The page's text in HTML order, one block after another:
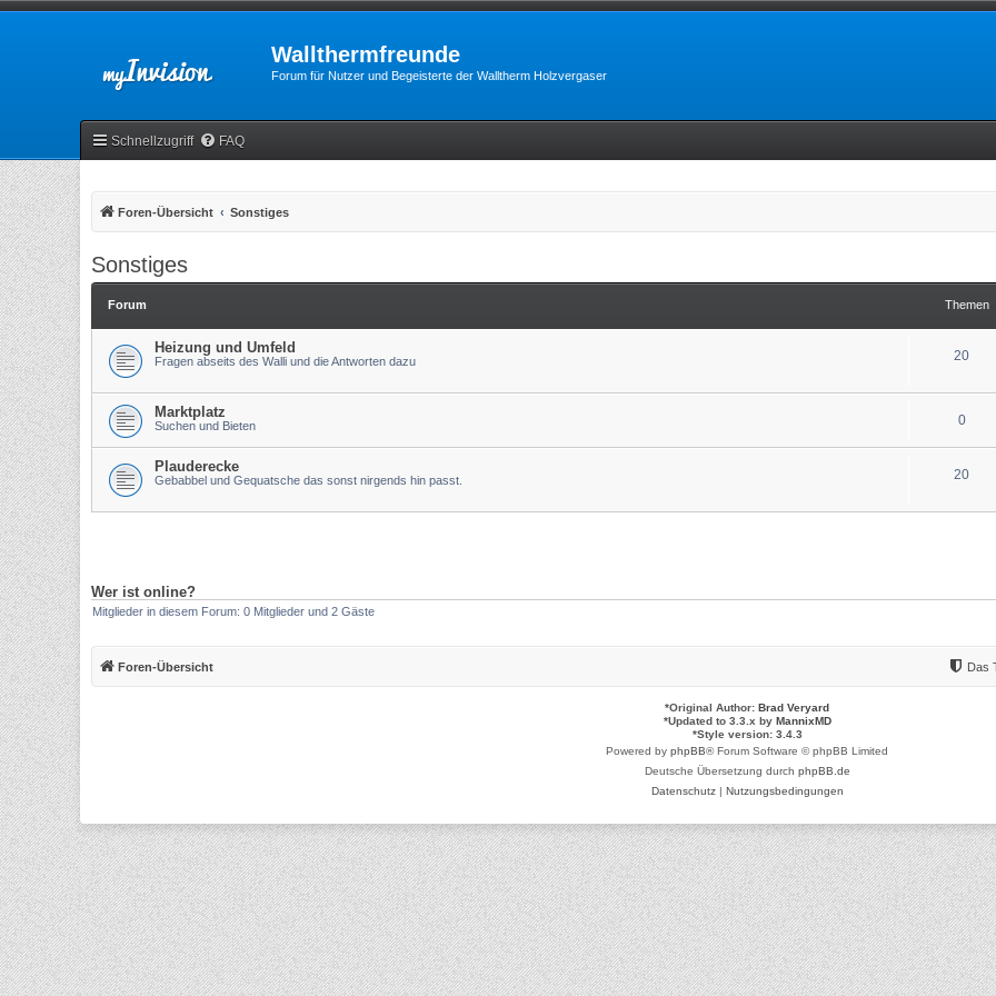
Wallthermfreunde
Forum für Nutzer und Begeisterte der Walltherm Holzvergaser
Schnellzugriff FAQ
Foren-Übersicht Sonstiges
Sonstiges
Forum Themen
Heizung und Umfeld
Fragen abseits des Walli und die Antworten dazu 20
Marktplatz
Suchen und Bieten 0
Plauderecke
Gebabbel und Gequatsche das sonst nirgends hin passt. 20
Wer ist online?
Mitglieder in diesem Forum: 0 Mitglieder und 2 Gäste
Foren-Übersicht Das
*Original Author: Brad Veryard
*Updated to 3.3.x by MannixMD
*Style version: 3.4.3
Powered by phpBB® Forum Software © phpBB Limited
Deutsche Übersetzung durch phpBB.de
Datenschutz| Nutzungsbedingungen